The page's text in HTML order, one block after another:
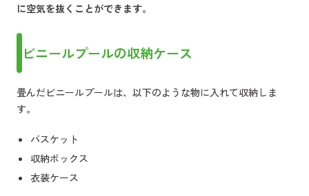
に空気を抜くことができます。
ビニールプールの収納ケース
畳んだビニールプールは、以下のような物に入れて収納しま
す。
バスケット
収納ボックス
衣装ケース